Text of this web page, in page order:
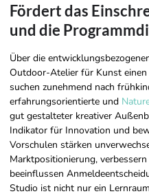
Fördert das
und die
Über die
Outdoor-Atelier für Kunst
suchen zunehmend nach
erfahrungsorientierte und
gut gestalteter kreativer
Indikator für Innovation und
Vorschulen stärken
Marktpositionierung,
beeinflussen
Studio ist nicht nur ein